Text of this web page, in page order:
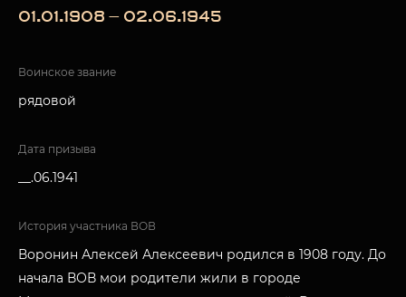
01.01.1908 — 02.06.1945
Воинское звание
рядовой
Дата призыва
__.06.1941
История участника ВОВ
Воронин Алексей Алексеевич родился в 1908 году. До
начала ВОВ мои родители жили в городе